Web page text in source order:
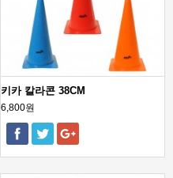
키카 칼라콘 38CM
6,800원